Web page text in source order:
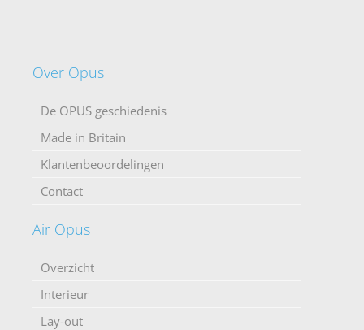
Over Opus
De OPUS geschiedenis
Made in Britain
Klantenbeoordelingen
Contact
Air Opus
Overzicht
Interieur
Lay-out